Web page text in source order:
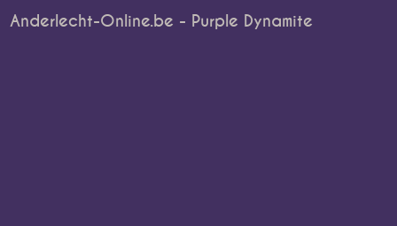
Anderlecht-Online.be - Purple Dynamite